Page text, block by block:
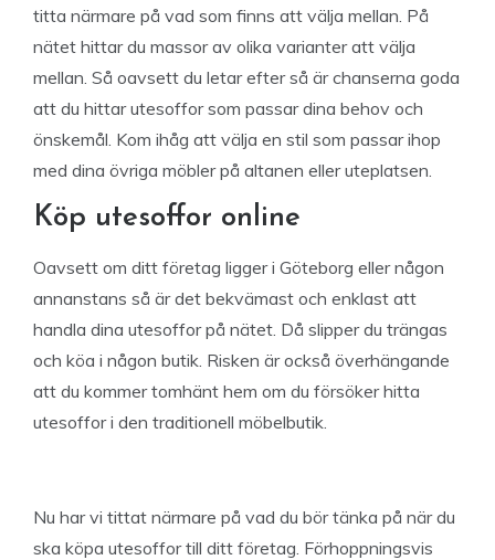
titta närmare på vad som finns att välja mellan. På
nätet hittar du massor av olika varianter att välja
mellan. Så oavsett du letar efter så är chanserna goda
att du hittar utesoffor som passar dina behov och
önskemål. Kom ihåg att välja en stil som passar ihop
med dina övriga möbler på altanen eller uteplatsen.
Köp utesoffor online
Oavsett om ditt företag ligger i Göteborg eller någon
annanstans så är det bekvämast och enklast att
handla dina utesoffor på nätet. Då slipper du trängas
och köa i någon butik. Risken är också överhängande
att du kommer tomhänt hem om du försöker hitta
utesoffor i den traditionell möbelbutik.
Nu har vi tittat närmare på vad du bör tänka på när du
ska köpa utesoffor till ditt företag. Förhoppningsvis